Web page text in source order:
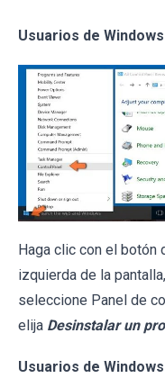
Usuarios de
Haga clic con el botón
izquierda de la
seleccione Panel de
elija Desinstalar un
Usuarios de Windows